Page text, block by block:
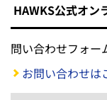
HAWKS公式オン
問い合わせフォー
お問い合わせは